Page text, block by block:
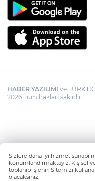
HABER YAZILIMI ve
2026 Tüm hakları saklıdır.
Sizlere daha iyi hizmet
konumlandırmaktayız. Kişisel
toplanıp işlenir. Sitemizi
olacaksınız.